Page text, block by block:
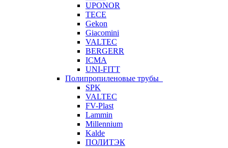
UPONOR
TECE
Gekon
Giacomini
VALTEC
BERGERR
ICMA
UNI-FITT
Полипропиленовые трубы
SPK
VALTEC
FV-Plast
Lammin
Millennium
Kalde
ПОЛИТЭК